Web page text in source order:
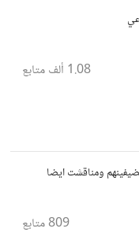
1.08 ألف متابع
ومناقشت ايضا
809متابع